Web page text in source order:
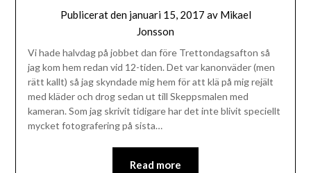
Publicerat den januari 15, 2017 av Mikael
Jonsson
Vi hade halvdag på jobbet dan före Trettondagsafton så
jag kom hem redan vid 12-tiden. Det var kanonväder (men
rätt kallt) så jag skyndade mig hem för att klä på mig rejält
med kläder och drog sedan ut till Skeppsmalen med
kameran. Som jag skrivit tidigare har det inte blivit speciellt
mycket fotografering på sista…
Read more